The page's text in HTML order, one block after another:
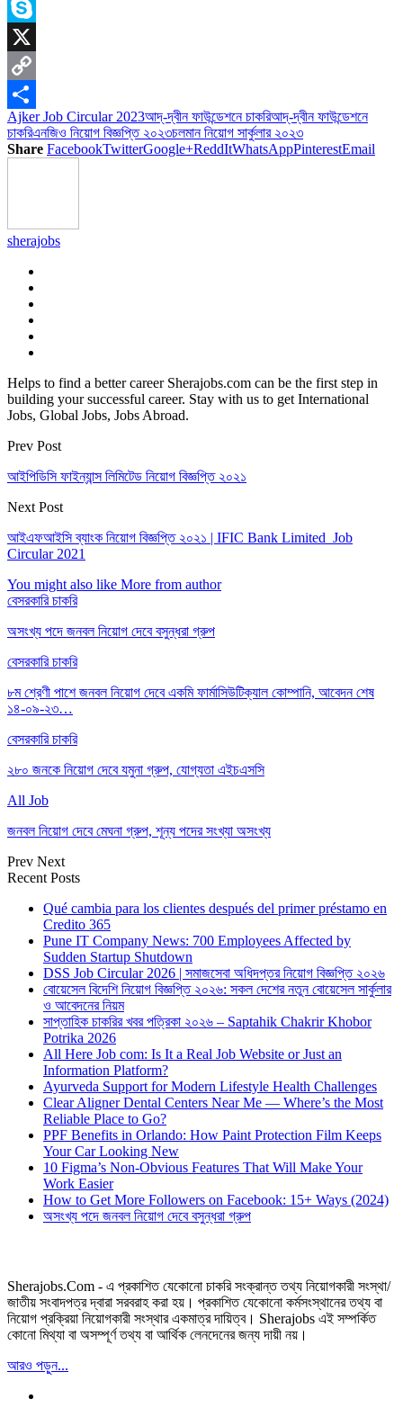
Messenger
Skype
X
Copy
Link
Share
Ajker Job Circular 2023আদ্-দ্বীন ফাউন্ডেশনে চাকরিআদ্-দ্বীন ফাউন্ডেশনে
চাকরিএনজিও নিয়োগ বিজ্ঞপ্তি ২০২৩চলমান নিয়োগ সার্কুলার ২০২৩
Share FacebookTwitterGoogle+ReddItWhatsAppPinterestEmail
sherajobs
Helps to find a better career Sherajobs.com can be the first step in
building your successful career. Stay with us to get International
Jobs, Global Jobs, Jobs Abroad.
Prev Post
আইপিডিসি ফাইন্যান্স লিমিটেড নিয়োগ বিজ্ঞপ্তি ২০২১
Next Post
আইএফআইসি ব্যাংক নিয়োগ বিজ্ঞপ্তি ২০২১ | IFIC Bank Limited Job
Circular 2021
You might also like More from author
বেসরকারি চাকরি
অসংখ্য পদে জনবল নিয়োগ দেবে বসুন্ধরা গ্রুপ
বেসরকারি চাকরি
৮ম শ্রেণী পাশে জনবল নিয়োগ দেবে একমি ফার্মাসিউটিক্যাল কোম্পানি, আবেদন শেষ
১৪-০৯-২৩…
বেসরকারি চাকরি
২৮০ জনকে নিয়োগ দেবে যমুনা গ্রুপ, যোগ্যতা এইচএসসি
All Job
জনবল নিয়োগ দেবে মেঘনা গ্রুপ, শূন্য পদের সংখ্যা অসংখ্য
Prev Next
Recent Posts
Qué cambia para los clientes después del primer préstamo en
Credito 365
Pune IT Company News: 700 Employees Affected by
Sudden Startup Shutdown
DSS Job Circular 2026 | সমাজসেবা অধিদপ্তর নিয়োগ বিজ্ঞপ্তি ২০২৬
বোয়েসেল বিদেশি নিয়োগ বিজ্ঞপ্তি ২০২৬: সকল দেশের নতুন বোয়েসেল সার্কুলার
ও আবেদনের নিয়ম
সাপ্তাহিক চাকরির খবর পত্রিকা ২০২৬ – Saptahik Chakrir Khobor
Potrika 2026
All Here Job com: Is It a Real Job Website or Just an
Information Platform?
Ayurveda Support for Modern Lifestyle Health Challenges
Clear Aligner Dental Centers Near Me — Where’s the Most
Reliable Place to Go?
PPF Benefits in Orlando: How Paint Protection Film Keeps
Your Car Looking New
10 Figma’s Non-Obvious Features That Will Make Your
Work Easier
How to Get More Followers on Facebook: 15+ Ways (2024)
অসংখ্য পদে জনবল নিয়োগ দেবে বসুন্ধরা গ্রুপ
Sherajobs.Com - এ প্রকাশিত যেকোনো চাকরি সংক্রান্ত তথ্য নিয়োগকারী সংস্থা/
জাতীয় সংবাদপত্র দ্বারা সরবরাহ করা হয়। প্রকাশিত যেকোনো কর্মসংস্থানের তথ্য বা
নিয়োগ প্রক্রিয়া নিয়োগকারী সংস্থার একমাত্র দায়িত্ব। Sherajobs এই সম্পর্কিত
কোনো মিথ্যা বা অসম্পূর্ণ তথ্য বা আর্থিক লেনদেনের জন্য দায়ী নয়।
আরও পড়ুন...